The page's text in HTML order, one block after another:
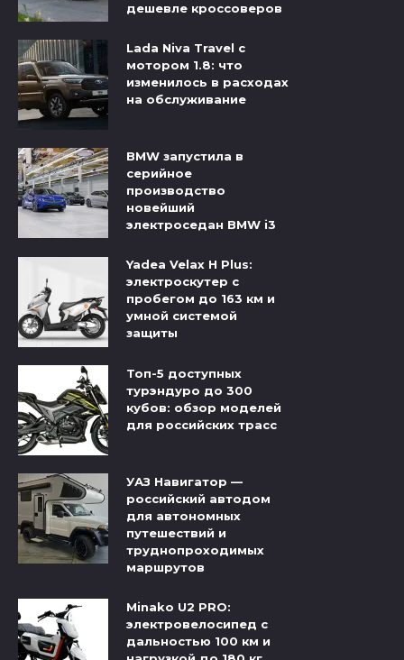
дешевле кроссоверов
Lada Niva Travel с
мотором 1.8: что
изменилось в расходах
на обслуживание
BMW запустила в
серийное
производство
новейший
электроседан BMW i3
Yadea Velax H Plus:
электроскутер с
пробегом до 163 км и
умной системой
защиты
Топ-5 доступных
турэндуро до 300
кубов: обзор моделей
для российских трасс
УАЗ Навигатор —
российский автодом
для автономных
путешествий и
труднопроходимых
маршрутов
Minako U2 PRO:
электровелосипед с
дальностью 100 км и